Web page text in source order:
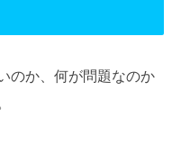
のか、何が問題なのか